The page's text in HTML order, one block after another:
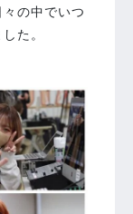
の中でいつ
た。